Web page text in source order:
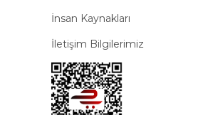
İnsan Kaynakları
İletişim Bilgilerimiz